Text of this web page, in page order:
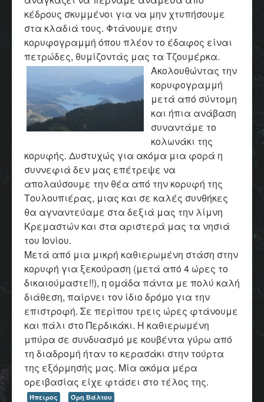
κέδρους σκυμμένοι για να μην χτυπήσουμε
στα κλαδιά τους. Φτάνουμε στην
κορυφογραμμή όπου πλέον το έδαφος είναι
πετρώδες, θυμίζοντάς μας τα Τζουμέρκα.
Ακολουθώντας την
κορυφογραμμή
μετά από σύντομη
και ήπια ανάβαση
συναντάμε το
κολωνάκι της
κορυφής. Δυστυχώς για ακόμα μια φορά η
συννεφιά δεν μας επέτρεψε να
απολαύσουμε την θέα από την κορυφή της
Τουλουπιέρας, μιας και σε καλές συνθήκες
θα αγναντεύαμε στα δεξιά μας την λίμνη
Κρεμαστών και στα αριστερά μας τα νησιά
του Ιονίου.
Μετά από μια μικρή καθιερωμένη στάση στην
κορυφή για ξεκούραση (μετά από 4 ώρες το
δικαιούμαστε!!), η ομάδα πάντα με πολύ καλή
διάθεση, παίρνει τον ίδιο δρόμο για την
επιστροφή. Σε περίπου τρεις ώρες φτάνουμε
και πάλι στο Περδικάκι. Η καθιερωμένη
μπύρα σε συνδυασμό με κουβέντα γύρω από
τη διαδρομή ήταν το κερασάκι στην τούρτα
της εξόρμησής μας. Μία ακόμα μέρα
ορειβασίας είχε φτάσει στο τέλος της.
Ήπειρος Όρη Βάλτου